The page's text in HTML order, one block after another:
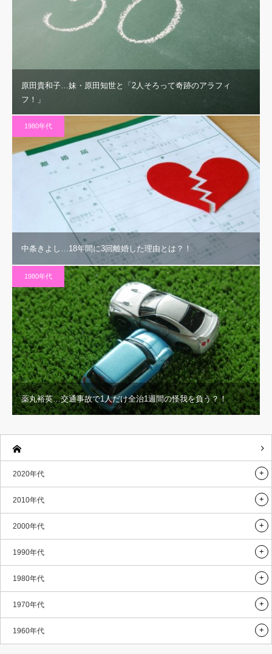
原田貴和子…妹・原田知世と「2人そろって奇跡のアラフィ
フ！」
1980年代
中条きよし…18年間に3回離婚した理由とは？！
1980年代
薬丸裕英…交通事故で1人だけ全治1週間の怪我を負う？！
2020年代
2010年代
2000年代
1990年代
1980年代
1970年代
1960年代